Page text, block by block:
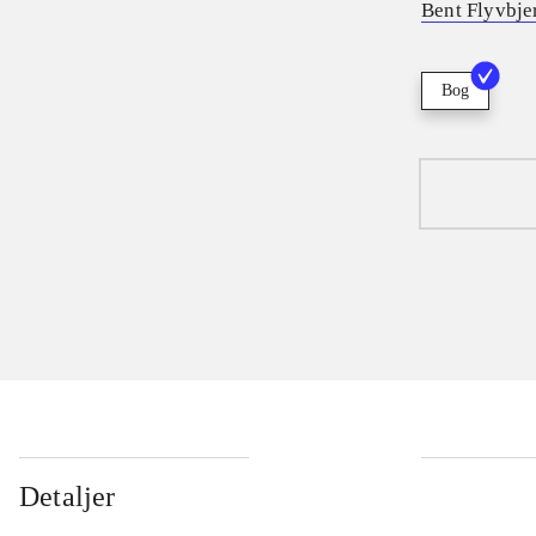
Bent
Bog
Detaljer